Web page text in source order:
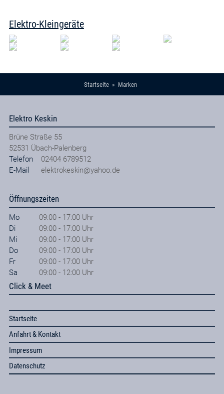
Elektro-Kleingeräte
Startseite Marken
Elektro Keskin
Brüne Straße 55
52531 Übach-Palenberg
Telefon
02404 6789512
E-Mail
elektrokeskin@yahoo.de
Öffnungszeiten
Mo
09:00 - 17:00 Uhr
Di
09:00 - 17:00 Uhr
Mi
09:00 - 17:00 Uhr
Do
09:00 - 17:00 Uhr
Fr
09:00 - 17:00 Uhr
Sa
09:00 - 12:00 Uhr
Click & Meet
Startseite
Anfahrt & Kontakt
Impressum
Datenschutz